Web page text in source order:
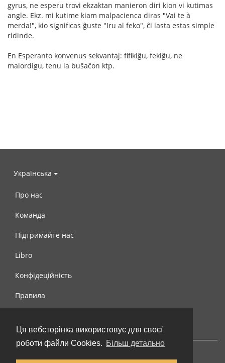
Ця вебсторінка використовує для своєї
роботи файли Cookies. Більш детально
gyrus, ne esperu trovi ekzaktan manieron diri kion vi kutimas
angle. Ekz. mi kutime kiam malpacienca diras "Vai te à
merda!", kio significas ĝuste "Iru al feko", ĉi lasta estas simple
ridinde.
En Esperanto konvenus sekvantaj: fifikiĝu, fekiĝu, ne
malordigu, tenu la buŝaĉon ktp.
Українська
Про нас
Команда
Підтримайте нас
Libro
Конфідеційність
Правила